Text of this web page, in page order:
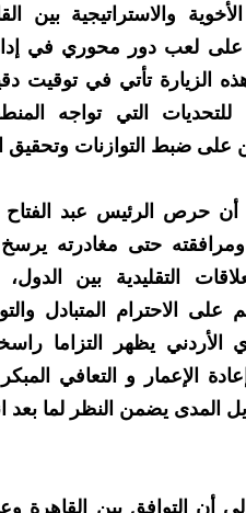
والاستراتيجية بين
على لعب دور محوري في
الزيارة تأتي في توقيت
التي تواجه
على ضبط التوازنات وتحقيق
حرص الرئيس عبد الفتاح
ومرافقته حتى مغادرته
التقليدية بين
على الاحترام المتبادل
الأردني يظهر التزاما
الإعمار و التعافي
المدى يضمن النظر لما بعد
أن التوافق بين